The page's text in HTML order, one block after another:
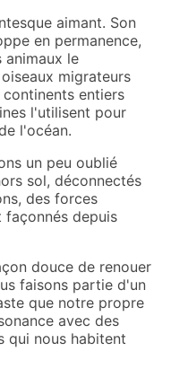
aimant. Son
en permanence,
animaux le
migrateurs
entiers
l'utilisent pour
l'océan.
un peu oublié
sol, déconnectés
des forces
depuis
douce de renouer
faisons partie d'un
que notre propre
avec des
qui nous habitent